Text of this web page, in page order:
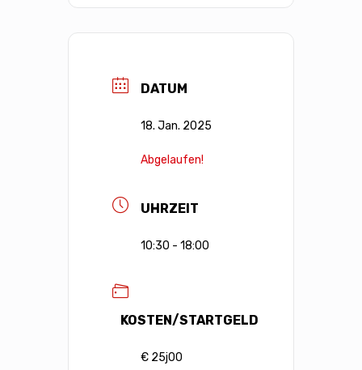
DATUM
18. Jan. 2025
Abgelaufen!
UHRZEIT
10:30 - 18:00
KOSTEN/STARTGELD
€ 25j00